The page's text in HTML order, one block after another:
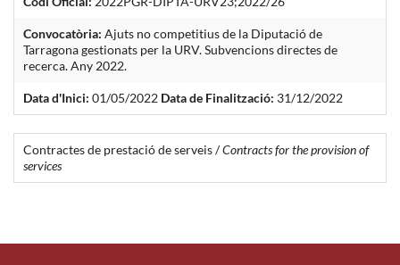
Convocatòria: Ajuts no competitius de la Diputació de
Tarragona gestionats per la URV. Subvencions directes de
recerca. Any 2022.
Data d'Inici: 01/05/2022 Data de Finalització: 31/12/2022
Contractes de prestació de serveis /Contracts for the provision of
services